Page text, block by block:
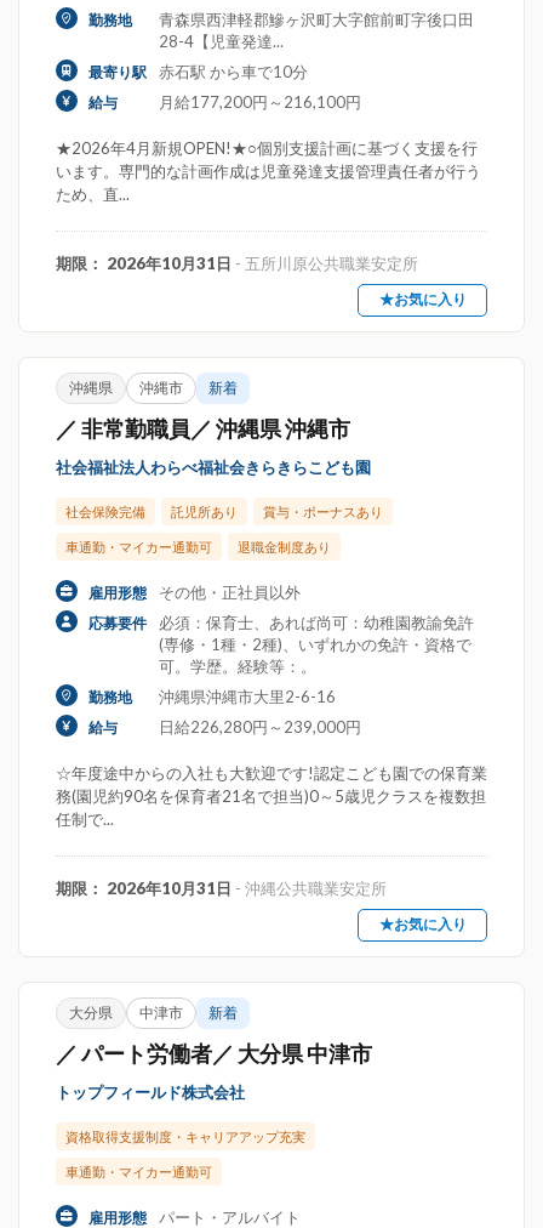
勤務地
青森県西津軽郡鰺ヶ沢町大字館前町字後口田
28-4【児童発達...
最寄り駅 赤石駅 から車で10分
給与 月給177,200円～216,100円
★2026年4月新規OPEN!★○個別支援計画に基づく支援を行
います。専門的な計画作成は児童発達支援管理責任者が行う
ため、直...
期限： 2026年10月31日 - 五所川原公共職業安定所
★お気に入り
沖縄県 沖縄市 新着
／ 非常勤職員／ 沖縄県 沖縄市
社会福祉法人わらべ福祉会きらきらこども園
社会保険完備 託児所あり 賞与・ボーナスあり
車通勤・マイカー通勤可 退職金制度あり
雇用形態 その他・正社員以外
応募要件
必須：保育士、あれば尚可：幼稚園教諭免許
(専修・1種・2種)、いずれかの免許・資格で
可。学歴。経験等：。
勤務地 沖縄県沖縄市大里2-6-16
給与 日給226,280円～239,000円
☆年度途中からの入社も大歓迎です!認定こども園での保育業
務(園児約90名を保育者21名で担当)0～5歳児クラスを複数担
任制で...
期限： 2026年10月31日 - 沖縄公共職業安定所
★お気に入り
大分県 中津市 新着
／ パート労働者／ 大分県 中津市
トップフィールド株式会社
資格取得支援制度・キャリアアップ充実
車通勤・マイカー通勤可
雇用形態 パート・アルバイト